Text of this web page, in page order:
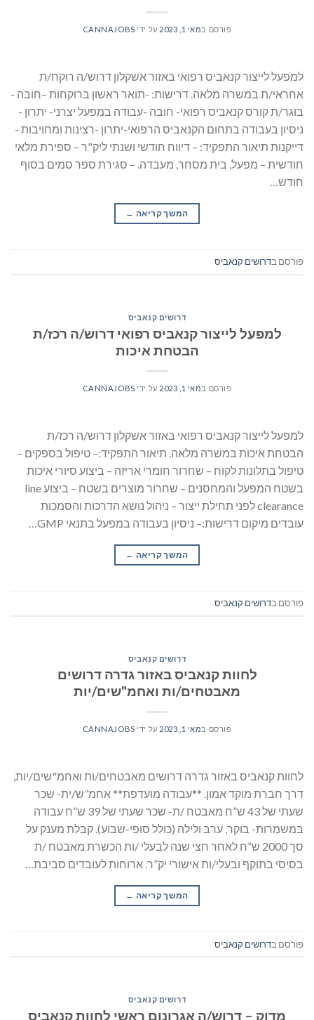
פורסם במאי 1, 2023 על ידי CANNAJOBS
למפעל לייצור קנאביס רפואי באזור אשקלון דרוש/ה רוקח/ת
אחראי/ת במשרה מלאה. דרישות: -תואר ראשון ברוקחות –חובה -
בוגר/ת קורס קנאביס רפואי- חובה -עבודה במפעל יצרני- יתרון -
ניסיון בעבודה בתחום הקנאביס הרפואי-יתרון -רצינות ומחויבות -
דייקנות תיאור התפקיד: – דיווח חודשי ושנתי ליק"ר – ספירת מלאי
חודשית – מפעל, בית מסחר, מעבדה. – סגירת ספר סמים בסוף
חודש…
המשך קריאה →
פורסם בדרושים קנאביס
דרושים קנאביס
למפעל לייצור קנאביס רפואי דרוש/ה רכז/ת
הבטחת איכות
פורסם במאי 1, 2023 על ידי CANNAJOBS
למפעל לייצור קנאביס רפואי באזור אשקלון דרוש/ה רכז/ת
הבטחת איכות במשרה מלאה. תיאור התפקיד:– טיפול בספקים –
טיפול בתלונות לקוח – שחרור חומרי אריזה – ביצוע סיורי איכות
בשטח המפעל והמחסנים – שחרור מוצרים בשטח – ביצוע line
clearance לפני תחילת ייצור – ניהול נושא הדרכות והסמכות
עובדים מיקום דרישות:– ניסיון בעבודה במפעל בתנאי GMP…
המשך קריאה →
פורסם בדרושים קנאביס
דרושים קנאביס
לחוות קנאביס באזור גדרה דרושים
מאבטחים/ות ואחמ"שים/יות
פורסם במאי 1, 2023 על ידי CANNAJOBS
לחוות קנאביס באזור גדרה דרושים מאבטחים/ות ואחמ"שים/יות,
דרך חברת מוקד אמון. **עבודה מועדפת** אחמ”ש/ית- שכר
שעתי של 43 ש”ח מאבטח /ת- שכר שעתי של 39 ש”ח עבודה
במשמרות- בוקר, ערב ולילה (כולל סופי-שבוע). קבלת מענק על
סך 2000 ש”ח לאחר חצי שנה לבעלי /ות הכשרת מאבטח /ת
בסיסי בתוקף ובעלי/ות אישורי יק”ר. ארוחות לעובדים סביבת…
המשך קריאה →
פורסם בדרושים קנאביס
דרושים קנאביס
מדוק – דרוש/ה אגרונום ראשי לחוות קנאביס